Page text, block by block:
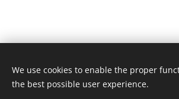
© 2026 Nature
Cookies
We use cookies to enable the proper
the best possible user experience.